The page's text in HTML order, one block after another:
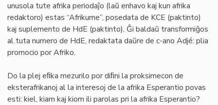
unusola tute afrika periodaĵo (laŭ enhavo kaj kun afrika
redaktoro) estas “Afrikume”, posedata de KCE (paktinto)
kaj suplemento de HdE (paktinto). Ĝi baldaŭ transformiĝos
al tuta numero de HdE, redaktata daŭre de c-ano Adjé: plia
promocio por Afriko.
Do la plej eﬁka mezurilo por diﬁni la proksimecon de
eksterafrikanoj al la interesoj de la afrika Esperantio povas
esti: kiel, kiam kaj kiom ili parolas pri la afrika Esperantio?